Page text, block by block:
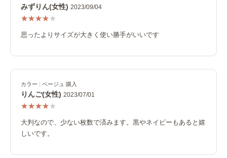
みずりん(女性) 2023/09/04
思ったよりサイズが大きく使い勝手がいいです
カラー : ベージュ 購入
りんご(女性) 2023/07/01
大判なので、少ない枚数で済みます。黒やネイビーもあると嬉
しいです。